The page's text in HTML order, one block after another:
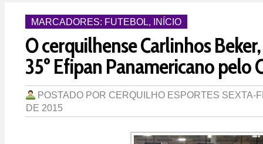
MARCADORES: FUTEBOL, INÍCIO
O cerquilhense Carlinhos
35º Efipan Panamericano pelo
POSTADO POR CERQUILHO ESPORTES SEXTA-
DE 2015